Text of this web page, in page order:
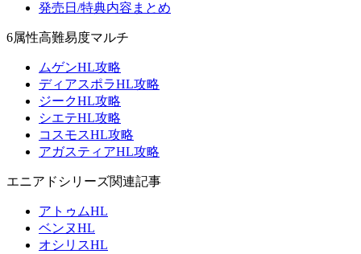
発売日/特典内容まとめ
6属性高難易度マルチ
ムゲンHL攻略
ディアスポラHL攻略
ジークHL攻略
シエテHL攻略
コスモスHL攻略
アガスティアHL攻略
エニアドシリーズ関連記事
アトゥムHL
ベンヌHL
オシリスHL